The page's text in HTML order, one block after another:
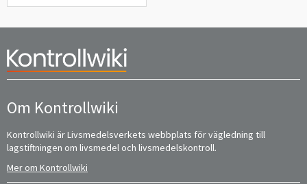
Om Kontrollwiki
Kontrollwiki är Livsmedelsverkets webbplats för vägledning till
lagstiftningen om livsmedel och livsmedelskontroll.
Mer om Kontrollwiki